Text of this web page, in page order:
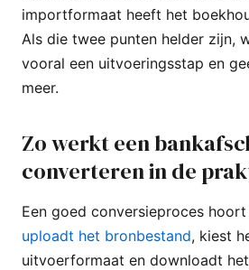
importformaat heeft het
Als die twee punten helder zijn,
vooral een uitvoeringsstap en
meer.
Zo werkt een
converteren in de
Een goed conversieproces
uploadt het bronbestand, kiest
uitvoerformaat en downloadt